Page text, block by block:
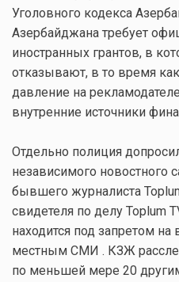
Уголовного кодекса
Азербайджана требует
иностранных грантов, в
отказывают, в то время
давление на
внутренние источники
Отдельно полиция
независимого новостного
бывшего журналиста
свидетеля по делу Toplum
находится под запретом
местным СМИ . КЗЖ
по меньшей мере 20